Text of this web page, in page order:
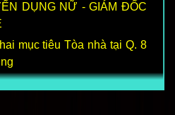
DỤNG NỮ - GIÁM ĐỐC
mục tiêu Tòa nhà tại Q. 8